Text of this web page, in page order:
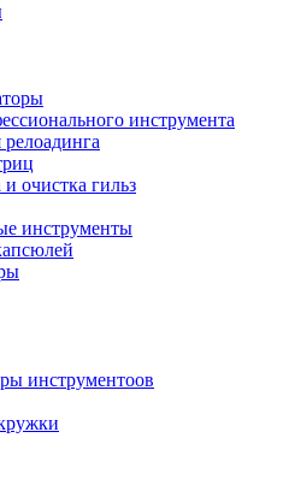
инструмента
очистка гильз
инструменты
инструментоов